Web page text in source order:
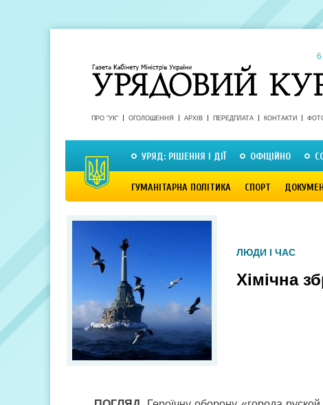
6
ПРО "УК" ОГОЛОШЕННЯ АРХІВ ПЕРЕДПЛАТА КОНТАКТИ
УРЯД: РІШЕННЯ І ДІЇ ОФІЦІЙНО
ГУМАНІТАРНА ПОЛІТИКА СПОРТ
ЛЮДИ І ЧАС
Хімічна